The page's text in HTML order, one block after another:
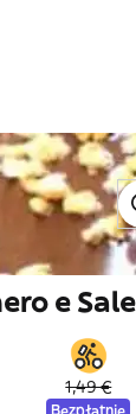
e Sale
1,49 €
Bezpłatnie